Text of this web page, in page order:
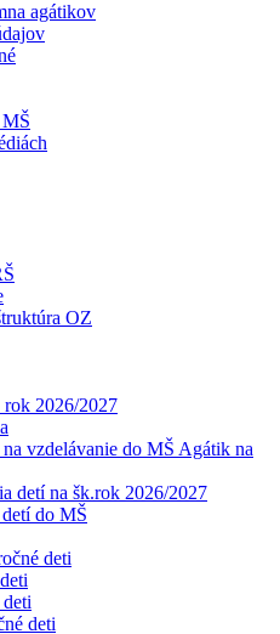
agátikov
OZ
rok 2026/2027
vzdelávanie do MŠ Agátik na
detí na šk.rok 2026/2027
do MŠ
deti
deti